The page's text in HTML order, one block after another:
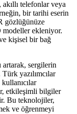
telefonlar veya
bir tarihi eserin
gözlüğünüze
modeller ekleniyor.
kişisel bir bağ
artarak, sergilerin
yazılımcılar
etkileşimli bilgiler
Bu teknolojiler,
ve öğrenmeyi